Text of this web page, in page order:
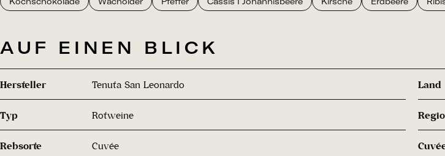
AUF EINEN BLICK
Hersteller Tenuta San Leonardo Land
Typ Rotweine
Rebsorte Cuvée